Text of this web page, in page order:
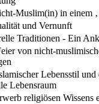
Muslim(in) in einem ‚
und Vernunft
Traditionen - Ein
von nicht-
Lebensstil
Lebensraum
religiösen Wissens